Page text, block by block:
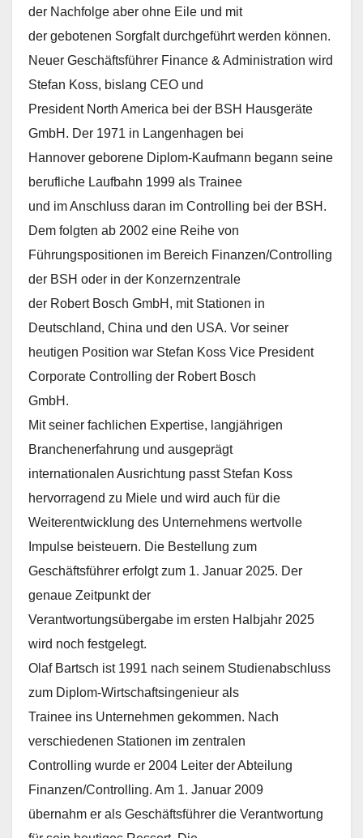
der Nachfolge aber ohne Eile und mit
der gebotenen Sorgfalt durchgeführt werden können.
Neuer Geschäftsführer Finance & Administration wird
Stefan Koss, bislang CEO und
President North America bei der BSH Hausgeräte
GmbH. Der 1971 in Langenhagen bei
Hannover geborene Diplom-Kaufmann begann seine
berufliche Laufbahn 1999 als Trainee
und im Anschluss daran im Controlling bei der BSH.
Dem folgten ab 2002 eine Reihe von
Führungspositionen im Bereich Finanzen/Controlling
der BSH oder in der Konzernzentrale
der Robert Bosch GmbH, mit Stationen in
Deutschland, China und den USA. Vor seiner
heutigen Position war Stefan Koss Vice President
Corporate Controlling der Robert Bosch
GmbH.
Mit seiner fachlichen Expertise, langjährigen
Branchenerfahrung und ausgeprägt
internationalen Ausrichtung passt Stefan Koss
hervorragend zu Miele und wird auch für die
Weiterentwicklung des Unternehmens wertvolle
Impulse beisteuern. Die Bestellung zum
Geschäftsführer erfolgt zum 1. Januar 2025. Der
genaue Zeitpunkt der
Verantwortungsübergabe im ersten Halbjahr 2025
wird noch festgelegt.
Olaf Bartsch ist 1991 nach seinem Studienabschluss
zum Diplom-Wirtschaftsingenieur als
Trainee ins Unternehmen gekommen. Nach
verschiedenen Stationen im zentralen
Controlling wurde er 2004 Leiter der Abteilung
Finanzen/Controlling. Am 1. Januar 2009
übernahm er als Geschäftsführer die Verantwortung